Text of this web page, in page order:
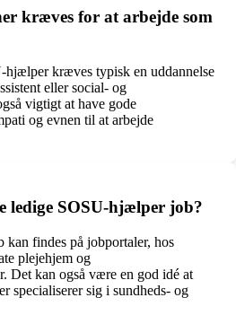
kræves for at arbejde som
hjælper kræves typisk en uddannelse
eller social- og
vigtigt at have gode
og evnen til at arbejde
ledige SOSU-hjælper job?
findes på jobportaler, hos
plejehjem og
Det kan også være en god idé at
specialiserer sig i sundheds- og